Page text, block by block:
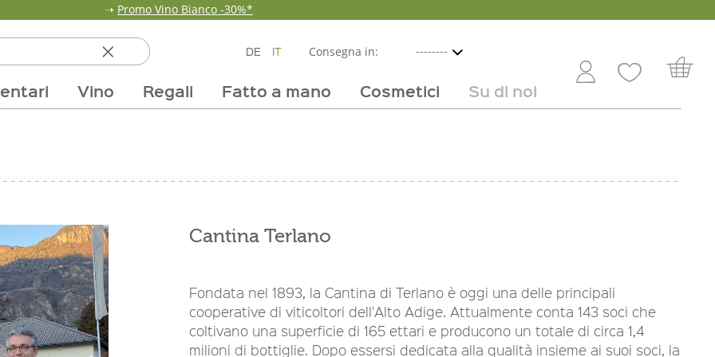
➝ Promo Vino Bianco -30%*
DE IT Consegna in:
Vino Regali Fatto a mano Cosmetici Su di noi
Cantina Terlano
Fondata nel 1893, la Cantina di Terlano è oggi una delle principali
cooperative di viticoltori dell'Alto Adige. Attualmente conta 143 soci che
coltivano una superficie di 165 ettari e producono un totale di circa 1,4
milioni di bottiglie. Dopo essersi dedicata alla qualità insieme ai suoi soci, la